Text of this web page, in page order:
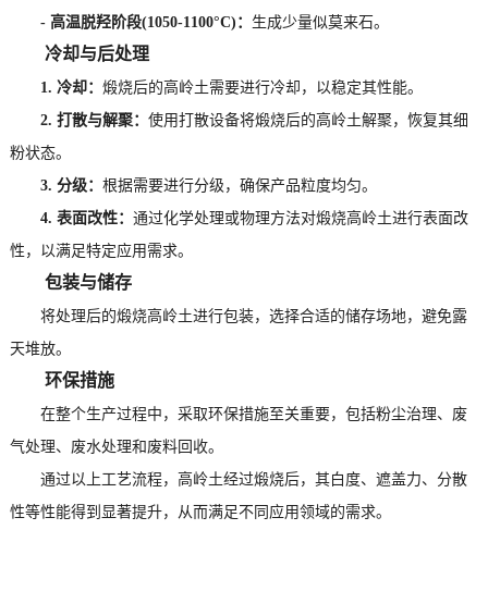
- 高温脱羟阶段(1050-1100°C)： 生成少量似莫来石。
冷却与后处理
1. 冷却： 煅烧后的高岭土需要进行冷却，以稳定其性能。
2. 打散与解聚： 使用打散设备将煅烧后的高岭土解聚，恢复其细
粉状态。
3. 分级： 根据需要进行分级，确保产品粒度均匀。
4. 表面改性： 通过化学处理或物理方法对煅烧高岭土进行表面改
性，以满足特定应用需求。
包装与储存
将处理后的煅烧高岭土进行包装，选择合适的储存场地，避免露
天堆放。
环保措施
在整个生产过程中，采取环保措施至关重要，包括粉尘治理、废
气处理、废水处理和废料回收。
通过以上工艺流程，高岭土经过煅烧后，其白度、遮盖力、分散
性等性能得到显著提升，从而满足不同应用领域的需求。